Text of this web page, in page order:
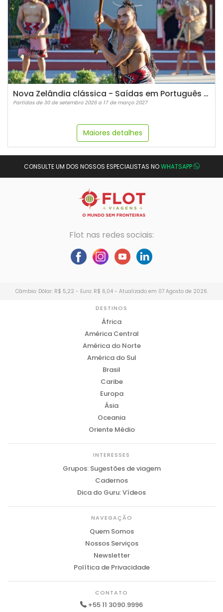
Nova Zelândia clássica - Saídas em Português - 2026/2027
Partidas de 30 de setembro 2026 a 17 de março 2027
Maiores detalhes
CONSULTE UM DOS NOSSOS ESPECIALISTAS NOWHATSAPP
Flot nas redes sociais:
Câmbio: Dólar: R$ 5,22 - Euro: R$ 6,04 - Atualizado em 07 Agosto de 2026.
DESTINOS
África
América Central
América do Norte
América do Sul
Brasil
Caribe
Europa
Ásia
Oceania
Oriente Médio
INTERESSES
Grupos: Sugestões de viagem
Cadernos
Dica do Guru: Vídeos
NAVEGAÇÃO
Quem Somos
Nossos Serviços
Newsletter
Política de Privacidade
CONTATO
+55 11 3090.9996